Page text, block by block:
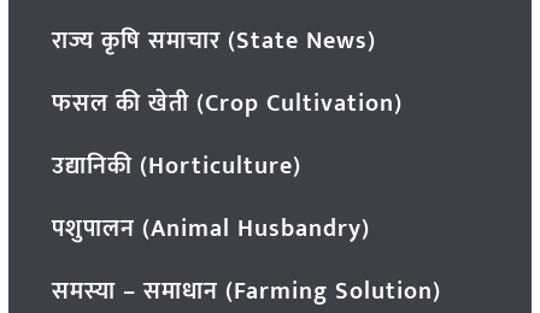
राज्य कृषि समाचार (State News)
फसल की खेती (Crop Cultivation)
उद्यानिकी (Horticulture)
पशुपालन (Animal Husbandry)
समस्या – समाधान (Farming Solution)